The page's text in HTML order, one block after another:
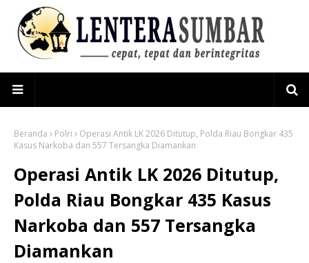
Beranda Polri
Operasi Antik LK 2026 Ditutup, Polda Riau Bongkar 435
Kasus Narkoba dan 557 Tersangka Diamankan
Operasi Antik LK 2026 Ditutup,
Polda Riau Bongkar 435 Kasus
Narkoba dan 557 Tersangka
Diamankan